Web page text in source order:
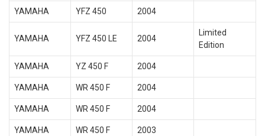
YAMAHA YFZ 450 2004
YAMAHA YFZ 450 LE 2004
Limited
Edition
YAMAHA YZ 450 F 2004
YAMAHA WR 450 F 2004
YAMAHA WR 450 F 2004
YAMAHA WR 450 F 2003